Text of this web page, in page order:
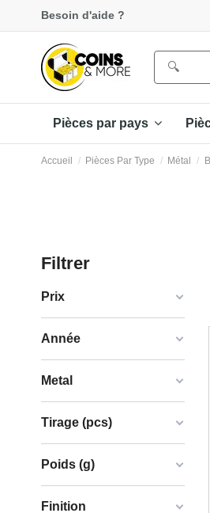
Besoin d'aide ?
Pièces par pays
Accueil Pièces Par Type Métal
Filtrer
Prix
Année
Metal
Tirage (pcs)
Poids (g)
Finition